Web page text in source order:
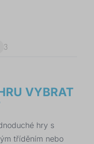
3
VYBRAT
hry s
tříděním nebo